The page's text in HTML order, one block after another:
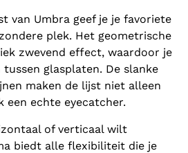
van Umbra geef je je favoriete
plek. Het geometrische
zwevend effect, waardoor je
glasplaten. De slanke
maken de lijst niet alleen
een echte eyecatcher.
of verticaal wilt
biedt alle flexibiliteit die je